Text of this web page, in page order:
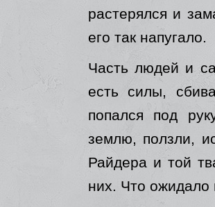
растерялся и
его так напугало.
Часть людей и
есть силы,
попался под
землю, ползли,
Райдера и той
них. Что ожидало